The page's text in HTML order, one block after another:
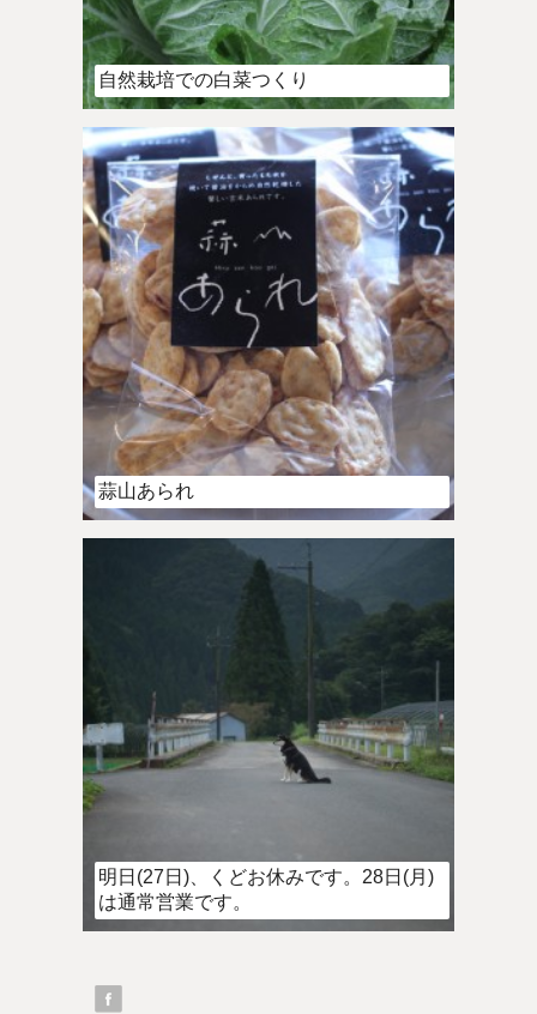
自然栽培での白菜つくり
蒜山あられ
明日(27日)、くどお休みです。28日(月)
は通常営業です。